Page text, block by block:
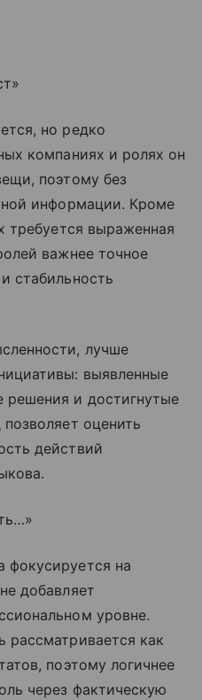
но редко
компаниях и ролях он
поэтому без
информации. Кроме
требуется выраженная
важнее точное
стабильность
лучше
выявленные
и достигнутые
оценить
действий
фокусируется на
добавляет
уровне.
как
поэтому логичнее
через фактическую